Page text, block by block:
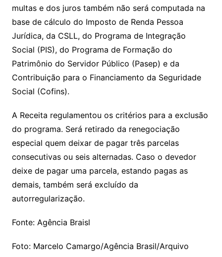
multas e dos juros também não será computada na
base de cálculo do Imposto de Renda Pessoa
Jurídica, da CSLL, do Programa de Integração
Social (PIS), do Programa de Formação do
Patrimônio do Servidor Público (Pasep) e da
Contribuição para o Financiamento da Seguridade
Social (Cofins).
A Receita regulamentou os critérios para a exclusão
do programa. Será retirado da renegociação
especial quem deixar de pagar três parcelas
consecutivas ou seis alternadas. Caso o devedor
deixe de pagar uma parcela, estando pagas as
demais, também será excluído da
autorregularização.
Fonte: Agência Braisl
Foto: Marcelo Camargo/Agência Brasil/Arquivo